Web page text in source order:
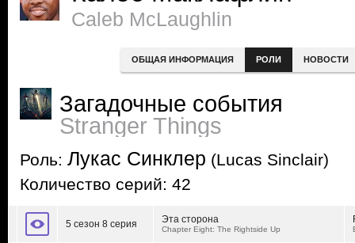
Caleb McLaughlin
ОБЩАЯ ИНФОРМАЦИЯ РОЛИ НОВОСТИ
Загадочные события
Stranger Things
Роль: Лукас Синклер (Lucas Sinclair)
Количество серий: 42
5 сезон 8 серия Эта сторона
Chapter Eight: The Rightside Up